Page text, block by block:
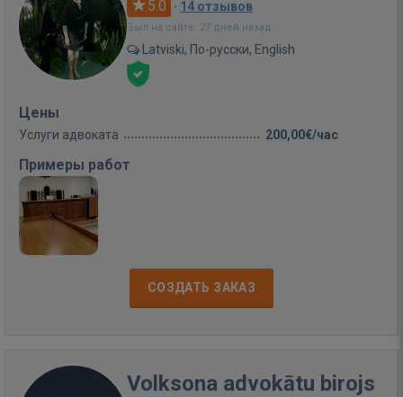
5.0 · 14 отзывов
Был на сайте: 27 дней назад
Latviski, По-русски, English
Цены
Услуги адвоката 200,00€/час
Примеры работ
СОЗДАТЬ ЗАКАЗ
Volksona advokātu birojs